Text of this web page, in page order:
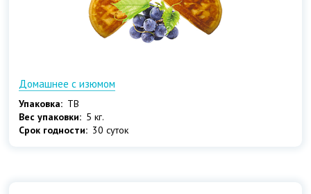
Домашнее с изюмом
Упаковка: ТВ
Вес упаковки: 5 кг.
Срок годности: 30 суток